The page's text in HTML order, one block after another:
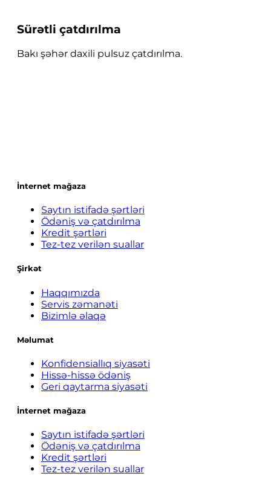
Sürətli çatdırılma
Bakı şəhər daxili pulsuz çatdırılma.
İnternet mağaza
Saytın istifadə şərtləri
Ödəniş və çatdırılma
Kredit şərtləri
Tez-tez verilən suallar
Şirkət
Haqqımızda
Servis zəmanəti
Bizimlə əlaqə
Məlumat
Konfidensiallıq siyasəti
Hissə-hissə ödəniş
Geri qaytarma siyasəti
İnternet mağaza
Saytın istifadə şərtləri
Ödəniş və çatdırılma
Kredit şərtləri
Tez-tez verilən suallar